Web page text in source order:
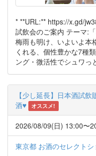
* **URL:** https://x.gd/
試飲会のご案内 テーマ:
梅雨も明け、いよいよ本
くれる、個性豊かな7種
ング・微活性でシュワっ
【少し延長】日本酒試
酒♥
オススメ!
2026/08/09(日) 13:00〜
東京都 お酒のセレクト